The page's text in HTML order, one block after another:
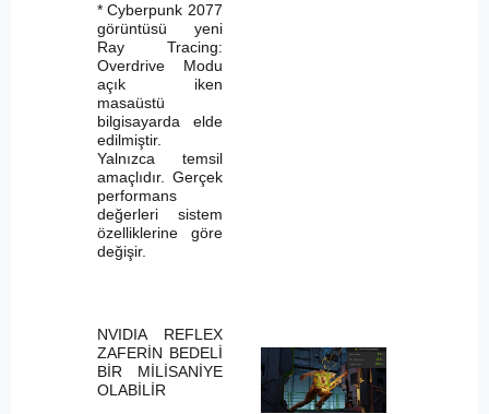
* Cyberpunk 2077
görüntüsü yeni
Ray Tracing:
Overdrive Modu
açık iken
masaüstü
bilgisayarda elde
edilmiştir.
Yalnızca temsil
amaçlıdır. Gerçek
performans
değerleri sistem
özelliklerine göre
değişir.
NVIDIA REFLEX
ZAFERİN BEDELİ
BİR MİLİSANİYE
OLABİLİR